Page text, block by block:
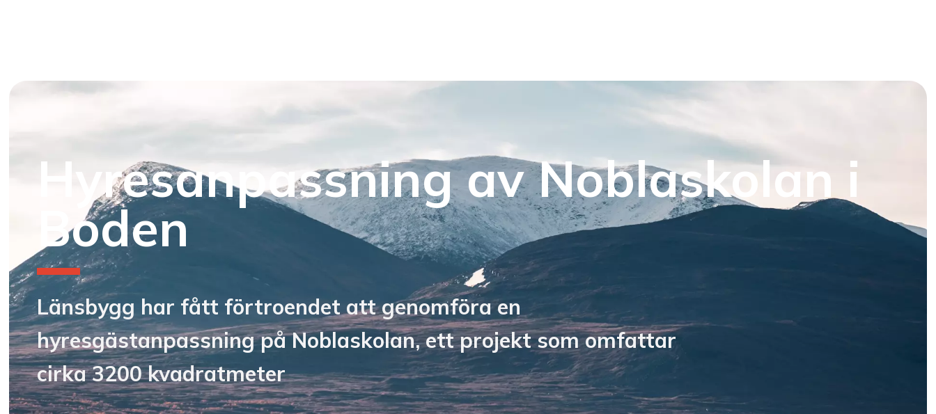
Hyresanpassning av Noblaskolan i
Boden
Länsbygg har fått förtroendet att genomföra en
hyresgästanpassning på Noblaskolan, ett projekt som omfattar
cirka 3200 kvadratmeter